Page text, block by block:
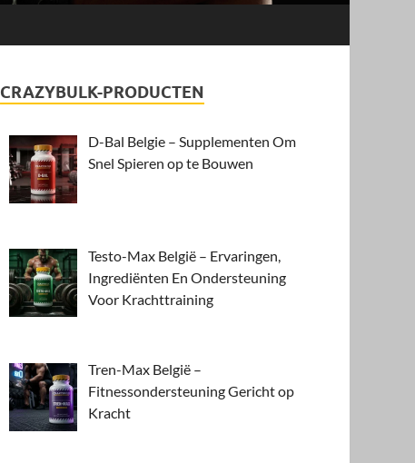
CRAZYBULK-PRODUCTEN
D-Bal Belgie – Supplementen Om
Snel Spieren op te Bouwen
Testo-Max België – Ervaringen,
Ingrediënten En Ondersteuning
Voor Krachttraining
Tren-Max België –
Fitnessondersteuning Gericht op
Kracht